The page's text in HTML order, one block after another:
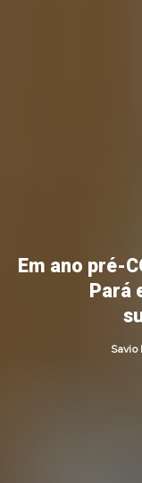
Em ano pré-
Pará
Savio